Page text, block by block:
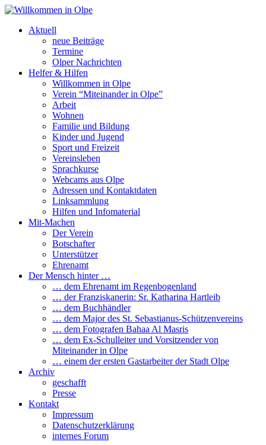
Aktuell
neue Beiträge
Termine
Olper Nachrichten
Helfer & Hilfen
Willkommen in Olpe
Verein “Miteinander in Olpe”
Arbeit
Wohnen
Familie und Bildung
Kinder und Jugend
Sport und Freizeit
Vereinsleben
Sprachkurse
Webcams aus Olpe
Adressen und Kontaktdaten
Linksammlung
Hilfen und Infomaterial
Mit-Machen
Der Verein
Botschafter
Unterstützer
Ehrenamt
Der Mensch hinter …
… dem Ehrenamt im Regenbogenland
… der Franziskanerin: Sr. Katharina Hartleib
… dem Buchhändler
… dem Major des St. Sebastianus-Schützenvereins
… dem Fotografen Bahaa Al Masris
… dem Ex-Schulleiter und Vorsitzender von
Miteinander in Olpe
… einem der ersten Gastarbeiter der Stadt Olpe
Archiv
geschafft
Presse
Kontakt
Impressum
Datenschutzerklärung
internes Forum